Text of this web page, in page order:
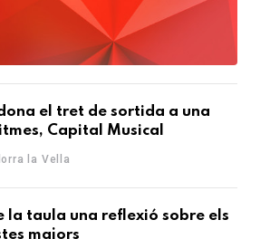
el tret de sortida a una
Capital Musical
la Vella
la taula una reflexió sobre els
majors